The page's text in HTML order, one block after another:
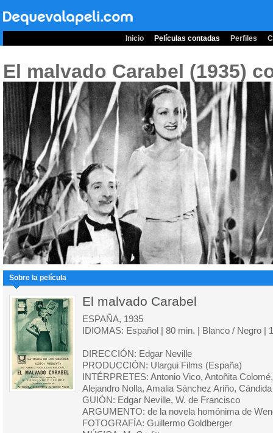
Inicio Películas contadas Perfiles
El malvado Carabel (1935)
Sobre la película
El malvado Carabel
ESPAÑA, 1935
IDIOMAS: Español | 80 min. | Blanco / Negro |
DIRECCIÓN: Edgar Neville
PRODUCCIÓN: Ulargui Films (España)
INTÉRPRETES: Antonio Vico, Antoñita
Alejandro Nolla, Amalia Sánchez Ariño,
GUIÓN: Edgar Neville, W. de Francisco
ARGUMENTO: de la novela homónima de
FOTOGRAFÍA: Guillermo Goldberger